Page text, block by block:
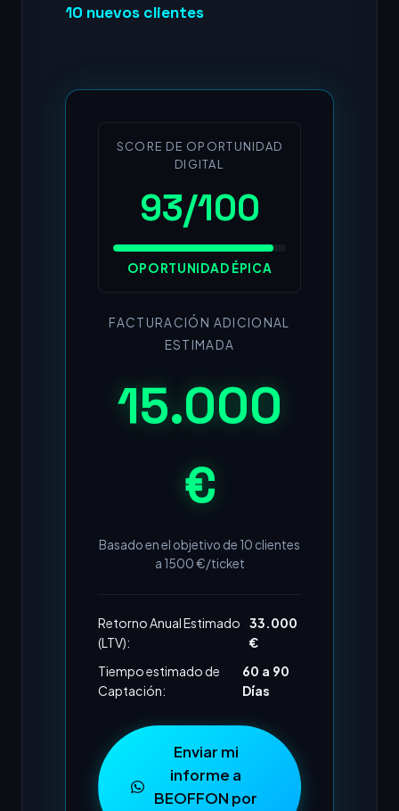
10 nuevos clientes
SCORE DE OPORTUNIDAD
DIGITAL
93/100
OPORTUNIDAD ÉPICA
FACTURACIÓN ADICIONAL
ESTIMADA
15.000
€
Basado en el objetivo de 10 clientes
a 1500€/ticket
Retorno Anual Estimado
(LTV):
33.000
€
Tiempo estimado de
Captación:
60 a 90
Días
Enviar mi
informe a
BEOFFON por